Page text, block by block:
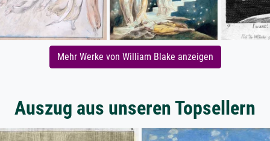
Mehr Werke von William Blake anzeigen
Auszug aus unseren Topsellern